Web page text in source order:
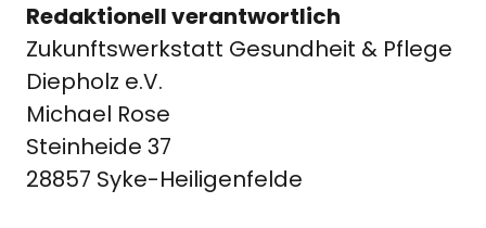
Redaktionell verantwortlich
Zukunftswerkstatt Gesundheit & Pflege
Diepholz e.V.
Michael Rose
Steinheide 37
28857 Syke-Heiligenfelde